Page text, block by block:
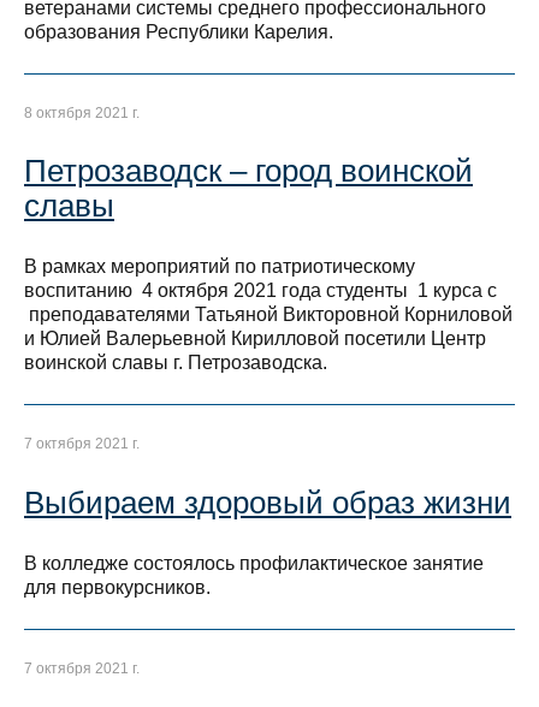
ветеранами системы среднего профессионального
образования Республики Карелия.
8 октября 2021 г.
Петрозаводск – город воинской
славы
В рамках мероприятий по патриотическому
воспитанию 4 октября 2021 года студенты 1 курса с
преподавателями Татьяной Викторовной Корниловой
и Юлией Валерьевной Кирилловой посетили Центр
воинской славы г. Петрозаводска.
7 октября 2021 г.
Выбираем здоровый образ жизни
В колледже состоялось профилактическое занятие
для первокурсников.
7 октября 2021 г.